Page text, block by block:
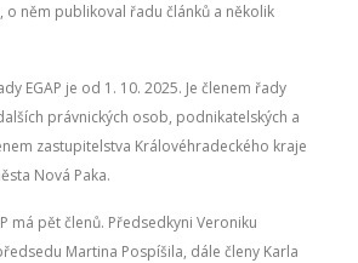
o něm publikoval řadu článků a několik
EGAP je od 1. 10. 2025. Je členem řady
právnických osob, podnikatelských a
zastupitelstva Královéhradeckého kraje
Nová Paka.
má pět členů. Předsedkyni Veroniku
Martina Pospíšila, dále členy Karla